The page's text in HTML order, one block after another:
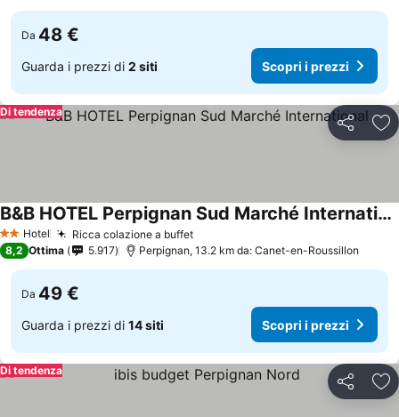
Da 48 €
Guarda i prezzi di 2 siti Scopri i prezzi
Condividi
Di tendenza
2 StelleHotel Ricca colazione a buffet
B&B HOTEL Perpignan Sud Marché International
8,2 Ottima 5.917 Perpignan, 13.2 km da: Canet-en-Roussillon
Da 49 €
Guarda i prezzi di 14 siti Scopri i prezzi
Condividi
Di tendenza